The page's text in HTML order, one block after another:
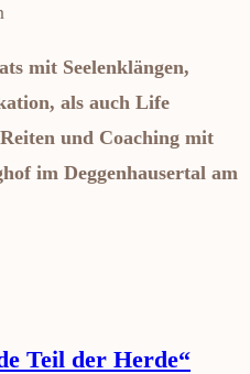
mit Seelenklängen,
als auch Life
und Coaching mit
im Deggenhausertal am
Teil der Herde“